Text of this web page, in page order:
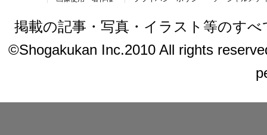
掲載の記事・写真・イラスト等のす
©Shogakukan Inc.2010 All rights